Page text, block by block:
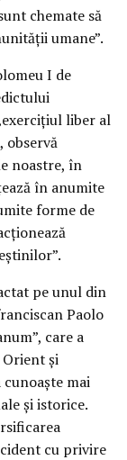
chemate să
umane”.
I de
liber al
observă
noastre, în
în anumite
forme de
pe unul din
Paolo
care a
şi
mai
şi istorice.
cu privire